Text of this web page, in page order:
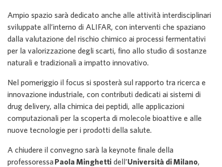
Ampio spazio sarà dedicato anche alle attività interdisciplinari
sviluppate all’interno di ALIFAR, con interventi che spaziano
dalla valutazione del rischio chimico ai processi fermentativi
per la valorizzazione degli scarti, fino allo studio di sostanze
naturali e tradizionali a impatto innovativo.
Nel pomeriggio il focus si sposterà sul rapporto tra ricerca e
innovazione industriale, con contributi dedicati ai sistemi di
drug delivery, alla chimica dei peptidi, alle applicazioni
computazionali per la scoperta di molecole bioattive e alle
nuove tecnologie per i prodotti della salute.
A chiudere il convegno sarà la keynote finale della
professoressaPaola Minghetti dell’Università di Milano,